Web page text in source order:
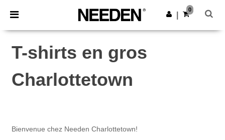
× Appli Needen
Meilleurs prix sur l’app !
Obtenir l'appli
0
T-shirts en gros
Charlottetown
Bienvenue chez Needen Charlottetown!